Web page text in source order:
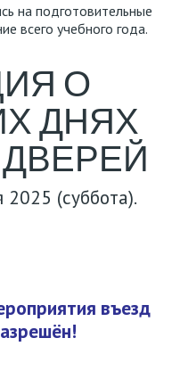
на подготовительные
всего учебного года.
О
ДНЯХ
(суббота).
въезд